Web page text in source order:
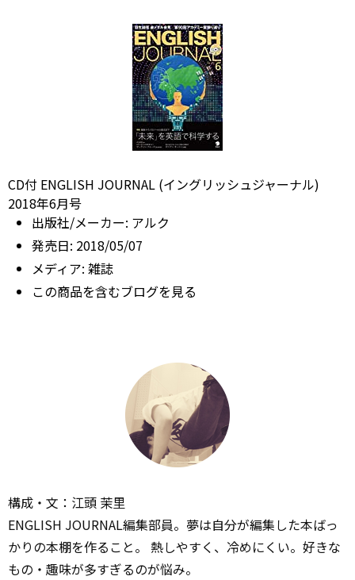
CD付 ENGLISH JOURNAL (イングリッシュジャーナル)
2018年6月号
出版社/メーカー: アルク
発売日: 2018/05/07
メディア: 雑誌
この商品を含むブログを見る
構成・文：江頭 茉里
ENGLISH JOURNAL編集部員。夢は自分が編集した本ばっ
かりの本棚を作ること。 熱しやすく、冷めにくい。好きな
もの・趣味が多すぎるのが悩み。